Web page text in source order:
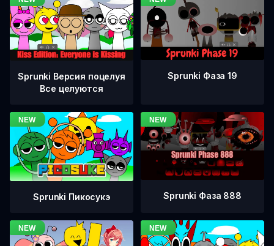
Sprunki Версия поцелуя
Все целуются
Sprunki Фаза 19
Sprunki Пикосукэ Sprunki Фаза 888